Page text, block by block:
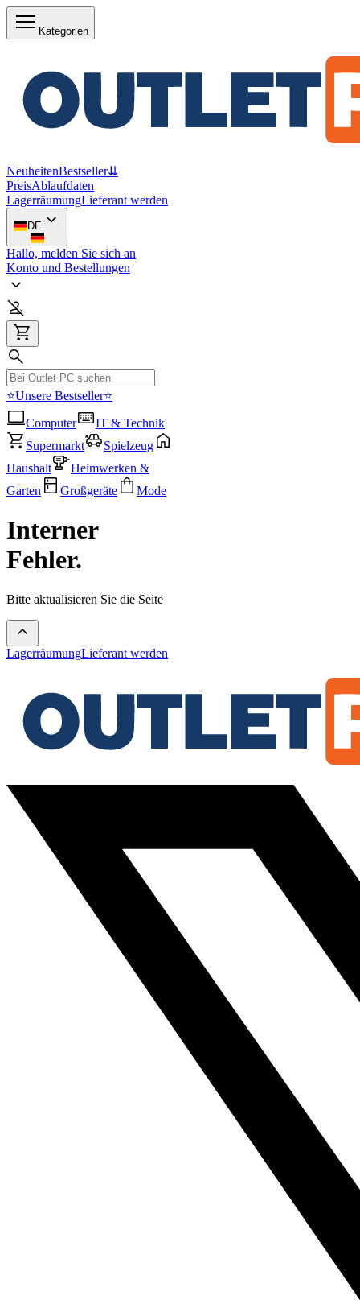
Kategorien
NeuheitenBestseller⇊
PreisAblaufdaten
LagerräumungLieferant werden
DE
Hallo, melden Sie sich an
Konto und Bestellungen
⭐Unsere Bestseller⭐
Computer
IT & Technik
Supermarkt
Spielzeug
Haushalt
Heimwerken &
Garten
Großgeräte Mode
Interner
Fehler.
Bitte aktualisieren Sie die Seite
LagerräumungLieferant werden